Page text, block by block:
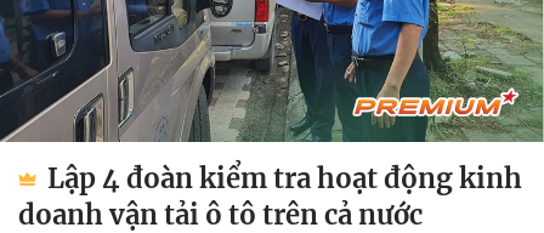
Lập 4 đoàn kiểm tra hoạt động kinh
doanh vận tải ô tô trên cả nước